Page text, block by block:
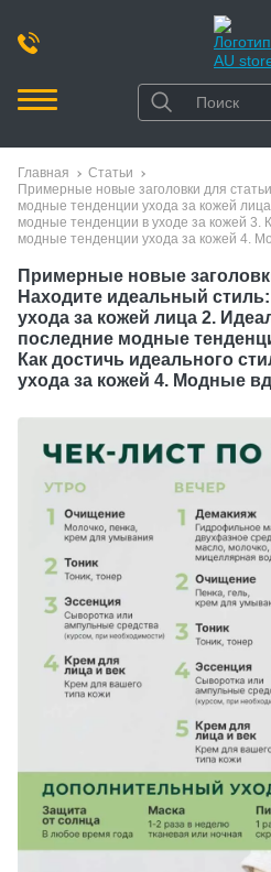
Главная
Статьи
Примерные новые заголовки для
модные тенденции ухода за кожей
модные тенденции в уходе за кожей 3.
модные тенденции ухода за кожей 4.
Примерные новые
Находите идеальный
ухода за кожей лица 2.
последние модные
Как достичь идеального
ухода за кожей 4. Модные